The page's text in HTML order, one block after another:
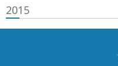
2015